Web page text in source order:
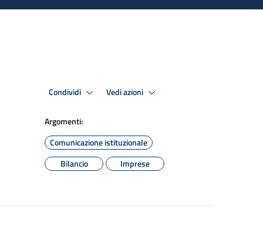
Condividi Vedi azioni
Argomenti:
Comunicazione istituzionale
Bilancio
Imprese